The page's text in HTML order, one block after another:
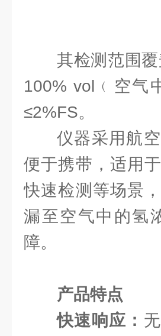
其检测范围
100% vol﹙空气
≤2%FS。
仪器采用航
便于携带，适用
快速检测等场景
漏至空气中的氢
障。
产品特点
快速响应：